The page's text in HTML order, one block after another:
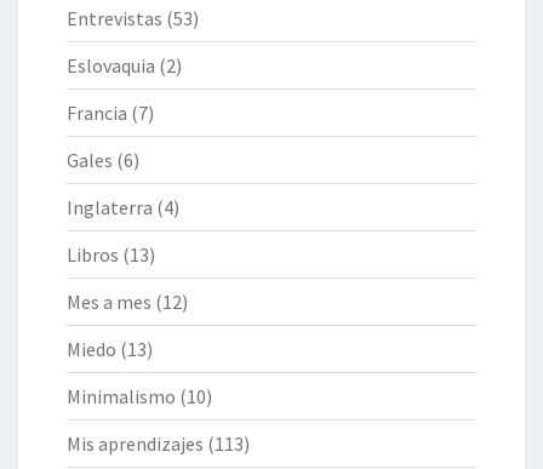
Entrevistas (53)
Eslovaquia (2)
Francia (7)
Gales (6)
Inglaterra (4)
Libros (13)
Mes a mes (12)
Miedo (13)
Minimalismo (10)
Mis aprendizajes (113)